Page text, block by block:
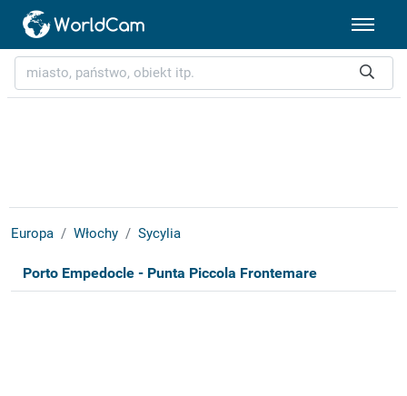
Europa Włochy Sycylia
Porto Empedocle - Punta Piccola Frontemare